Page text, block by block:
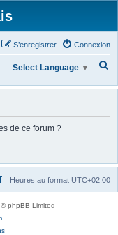
Connexion
S’enregistrer
h
c
h
Select Language ▼
de ce forum ?
Heures au format UTC+02:00
phpBB Limited